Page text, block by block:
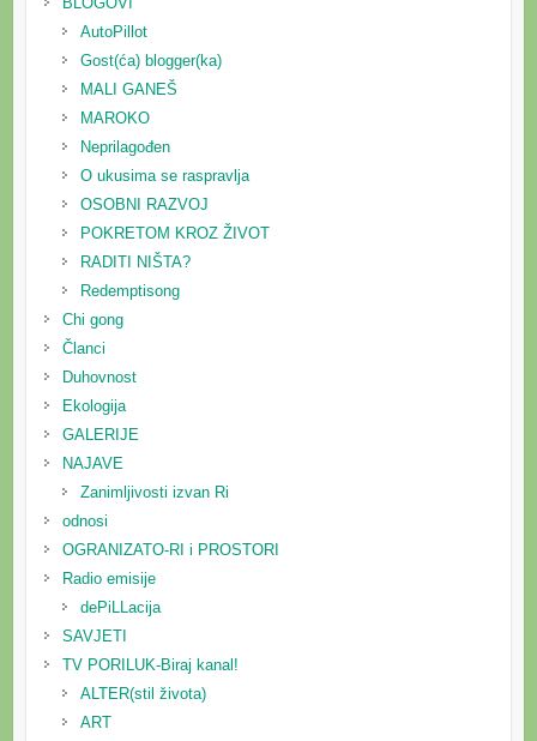
AutoPillot
Gost(ća) blogger(ka)
MALI GANEŠ
MAROKO
Neprilagođen
O ukusima se raspravlja
OSOBNI RAZVOJ
POKRETOM KROZ ŽIVOT
RADITI NIŠTA?
Redemptisong
Chi gong
Članci
Duhovnost
Ekologija
GALERIJE
NAJAVE
Zanimljivosti izvan Ri
odnosi
OGRANIZATO-RI i PROSTORI
Radio emisije
dePiLLacija
SAVJETI
TV PORILUK-Biraj kanal!
ALTER(stil života)
ART